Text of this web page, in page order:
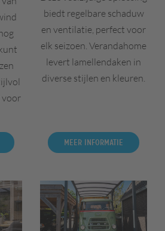
voor
biedt regelbare schaduw
en ventilatie, perfect voor
elk seizoen. Verandahome
levert lamellendaken in
diverse stijlen en kleuren.
Meer informatie